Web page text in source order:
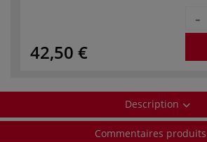
42,50 €
-
Description
Commentaires produits